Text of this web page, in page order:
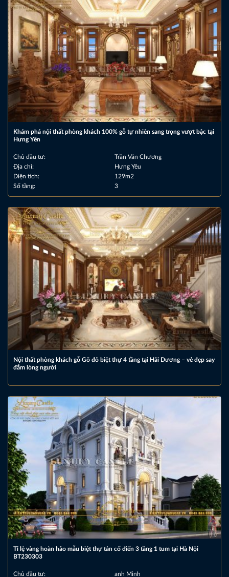
Khám phá nội thất phòng khách 100% gỗ tự nhiên sang trọng vượt bậc tại
Hưng Yên
Chủ đầu tư:
Trần Văn Chương
Địa chỉ:
Hưng Yêu
Diện tích:
129m2
Số tầng:
3
Nội thất phòng khách gỗ Gõ đỏ biệt thự 4 tầng tại Hải Dương – vẻ đẹp say
đắm lòng người
Tỉ lệ vàng hoàn hảo mẫu biệt thự tân cổ điển 3 tầng 1 tum tại Hà Nội
BT230303
Chủ đầu tư: anh Minh